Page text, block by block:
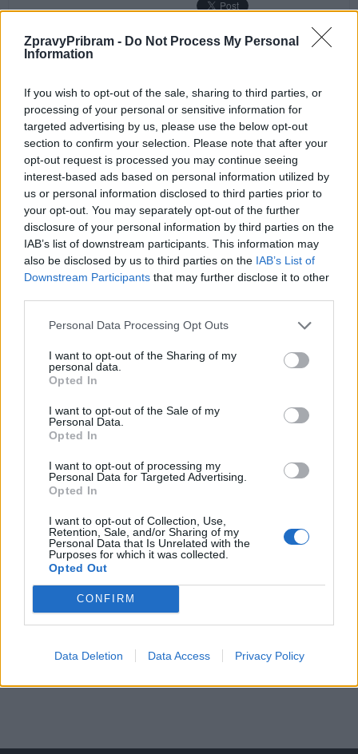
ZpravyPribram - Do Not Process My Personal
Information
If you wish to opt-out of the sale, sharing to third parties, or
processing of your personal or sensitive information for
targeted advertising by us, please use the below opt-out
section to confirm your selection. Please note that after your
opt-out request is processed you may continue seeing
interest-based ads based on personal information utilized by
us or personal information disclosed to third parties prior to
your opt-out. You may separately opt-out of the further
disclosure of your personal information by third parties on the
IAB’s list of downstream participants. This information may
also be disclosed by us to third parties on the IAB’s List of
Downstream Participants that may further disclose it to other
Personal Data Processing Opt Outs
I want to opt-out of the Sharing of my
personal data.
Opted In
I want to opt-out of the Sale of my
Personal Data.
Opted In
I want to opt-out of processing my
Personal Data for Targeted Advertising.
Opted In
I want to opt-out of Collection, Use,
Retention, Sale, and/or Sharing of my
Personal Data that Is Unrelated with the
Purposes for which it was collected.
Opted Out
CONFIRM
Data Deletion Data Access Privacy Policy
Věznice Příbram rozšiřuje
spolupráci se Zotavovnou
Pracov. Odsouzení zde pracují
i pomáhali na Dni dětí
Poklad z Hrachova odhaluje
příběh doby třicetileté války
SOUVISEJÍCÍ ČLÁNKY
VÍCE OD AUTORA
Zpravodajství
Svatá Hora rozšířila počet bohoslužeb.
Připomíná také ničivý požár z roku 1978
Zpravodajství
výborné podmínky. Horší voda je jen na
Živohošti
Příbram modernizuje parkovací automaty.
Přibudou i tři nové poblíž Svaté Hory